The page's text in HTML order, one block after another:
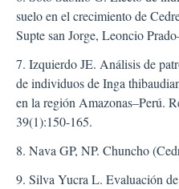
suelo en el crecimiento de
Supte san Jorge, Leoncio
7. Izquierdo JE. Análisis de
de individuos de Inga
en la región Amazonas–Perú.
39(1):150-165.
8. Nava GP, NP. Chuncho
9. Silva Yucra L. Evaluación